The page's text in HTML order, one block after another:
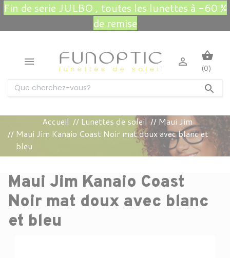
Fin de serie JULBO , toutes les lunettes à -60 %
de remise


 shopping_basket
(0)
Accueil Lunettes de soleil
Maui Jim
Maui Jim Kanaio Coast Noir mat doux avec blanc et
bleu
Maui Jim Kanaio Coast
Noir mat doux avec blanc
et bleu